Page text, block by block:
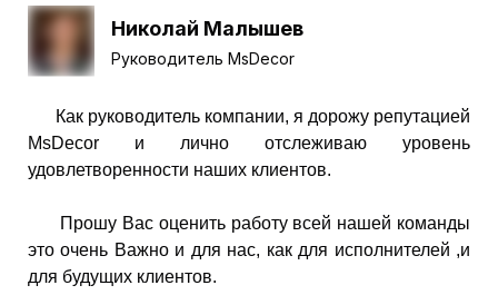
Николай Малышев
Руководитель MsDecor
Как руководитель компании, я дорожу репутацией
MsDecor и лично отслеживаю уровень
удовлетворенности наших клиентов.
Прошу Вас оценить работу всей нашей команды
это очень Важно и для нас, как для исполнителей ,и
для будущих клиентов.